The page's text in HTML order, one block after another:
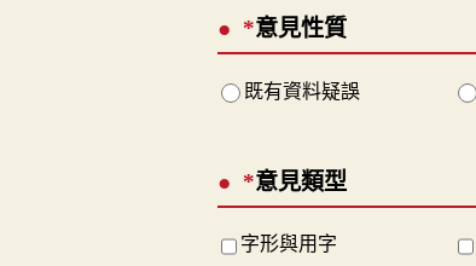
*意見性質
既有資料疑誤
*意見類型
字形與用字